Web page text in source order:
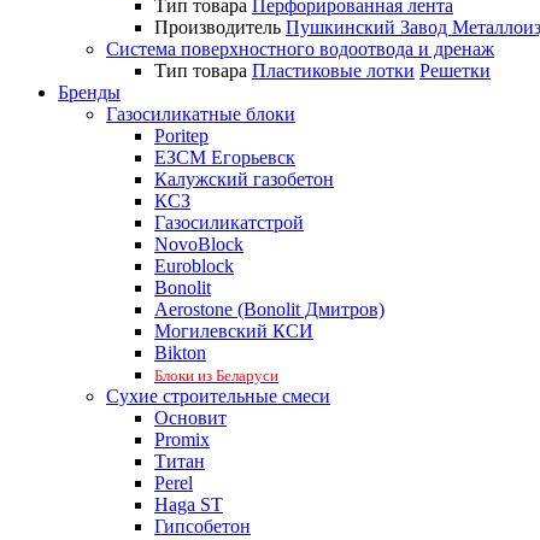
Тип товара Перфорированная лента
Производитель Пушкинский Завод
Система поверхностного водоотвода и дренаж
Тип товара Пластиковые лотки Решетки
Бренды
Газосиликатные блоки
Poritep
ЕЗСМ Егорьевск
Калужский газобетон
КСЗ
Газосиликатстрой
NovoBlock
Euroblock
Bonolit
Aerostone (Bonolit Дмитров)
Могилевский КСИ
Bikton
Блоки из Беларуси
Сухие строительные смеси
Основит
Promix
Титан
Perel
Haga ST
Гипсобетон